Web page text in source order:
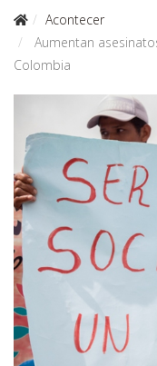
Acontecer
Aumentan
Colombia